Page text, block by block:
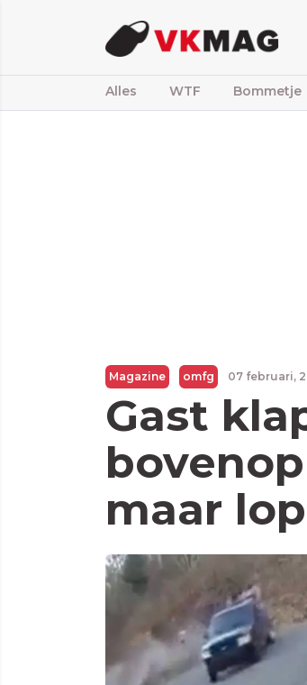
Alles WTF Bommetje
Magazine omfg 07 februari,
Gast
maar